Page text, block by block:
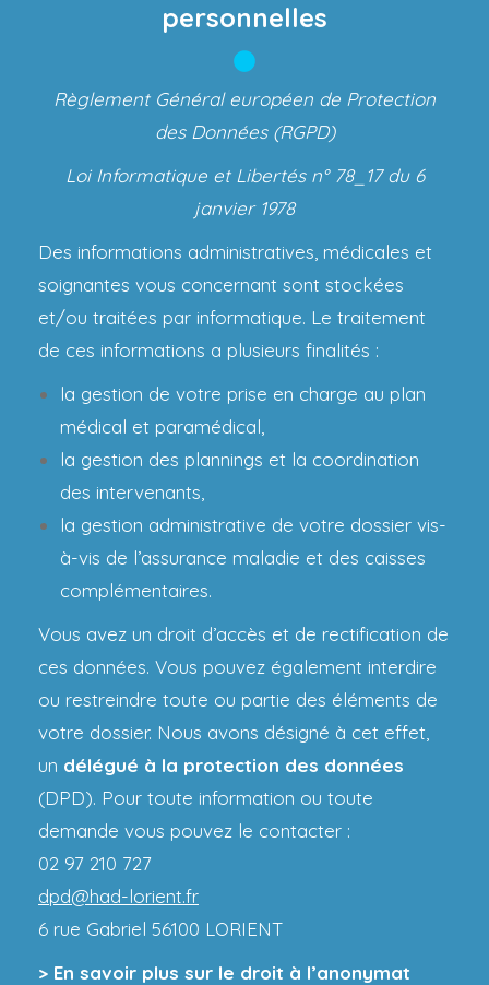
personnelles
Règlement Général européen de Protection
des Données (RGPD)
Loi Informatique et Libertés n° 78_17 du 6
janvier 1978
Des informations administratives, médicales et
soignantes vous concernant sont stockées
et/ou traitées par informatique. Le traitement
de ces informations a plusieurs finalités :
la gestion de votre prise en charge au plan
médical et paramédical,
la gestion des plannings et la coordination
des intervenants,
la gestion administrative de votre dossier vis-
à-vis de l’assurance maladie et des caisses
complémentaires.
Vous avez un droit d’accès et de rectification de
ces données. Vous pouvez également interdire
ou restreindre toute ou partie des éléments de
votre dossier. Nous avons désigné à cet effet,
un délégué à la protection des données
(DPD). Pour toute information ou toute
demande vous pouvez le contacter :
02 97 210 727
dpd@had-lorient.fr
6 rue Gabriel 56100 LORIENT
> En savoir plus sur le droit à l’anonymat